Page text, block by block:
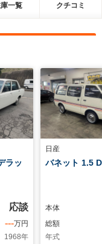
一覧 クチコミ
ラッ
応談
---万円
1968年
日産
バネット 1.5
本体
総額
年式